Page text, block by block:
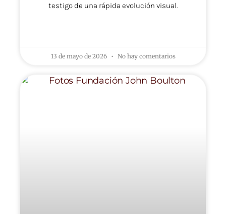
testigo de una rápida evolución visual.
13 de mayo de 2026 No hay comentarios